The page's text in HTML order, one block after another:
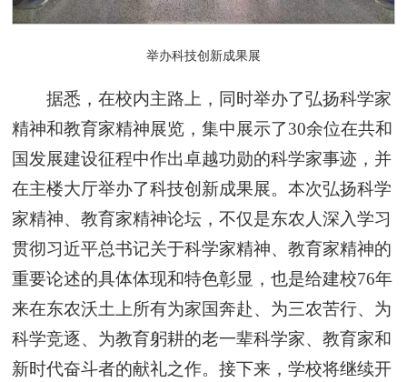
举办科技创新成果展
据悉，在校内主路上，同时举办了弘扬科学家
精神和教育家精神展览，集中展示了30余位在共和
国发展建设征程中作出卓越功勋的科学家事迹，并
在主楼大厅举办了科技创新成果展。本次弘扬科学
家精神、教育家精神论坛，不仅是东农人深入学习
贯彻习近平总书记关于科学家精神、教育家精神的
重要论述的具体体现和特色彰显，也是给建校76年
来在东农沃土上所有为家国奔赴、为三农苦行、为
科学竞逐、为教育躬耕的老一辈科学家、教育家和
新时代奋斗者的献礼之作。接下来，学校将继续开